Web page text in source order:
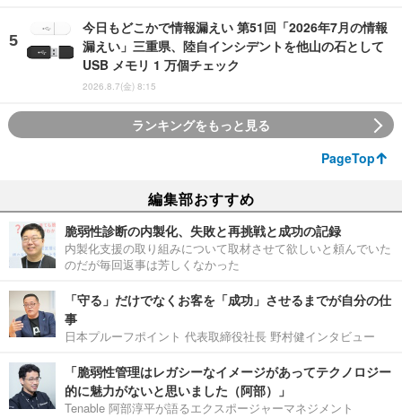
今日もどこかで情報漏えい 第51回「2026年7月の情報
漏えい」三重県、陸自インシデントを他山の石として
USB メモリ 1 万個チェック
2026.8.7(金) 8:15
ランキングをもっと見る
PageTop
編集部おすすめ
脆弱性診断の内製化、失敗と再挑戦と成功の記録
内製化支援の取り組みについて取材させて欲しいと頼んでいた
のだが毎回返事は芳しくなかった
「守る」だけでなくお客を「成功」させるまでが自分の仕
事
日本プルーフポイント 代表取締役社長 野村健インタビュー
「脆弱性管理はレガシーなイメージがあってテクノロジー
的に魅力がないと思いました（阿部）」
Tenable 阿部淳平が語るエクスポージャーマネジメント